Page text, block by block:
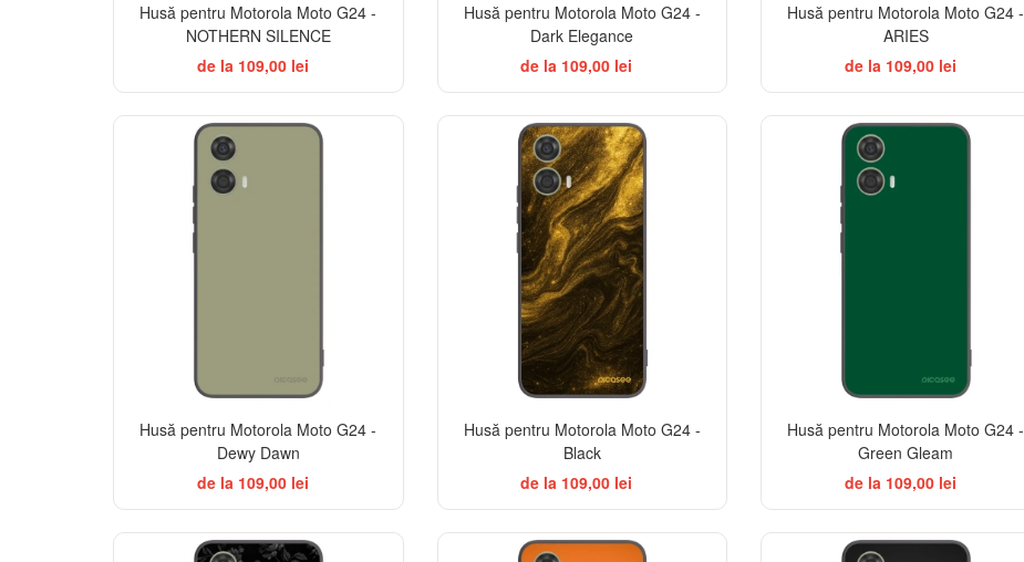
Husă pentru Motorola Moto G24 -
NOTHERN SILENCE
de la 109,00 lei
Husă pentru Motorola Moto G24 -
Dark Elegance
de la 109,00 lei
Husă pentru Motorola Moto G24 -
ARIES
de la 109,00 lei
Husă pentru Motorola Moto G24 -
Dewy Dawn
de la 109,00 lei
Husă pentru Motorola Moto G24 -
Black
de la 109,00 lei
Husă pentru Motorola Moto G24 -
Green Gleam
de la 109,00 lei